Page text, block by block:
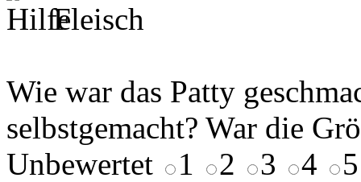
Fleisch
Wie war das Patty
selbstgemacht? War die
Unbewertet
1 2 3 4
5